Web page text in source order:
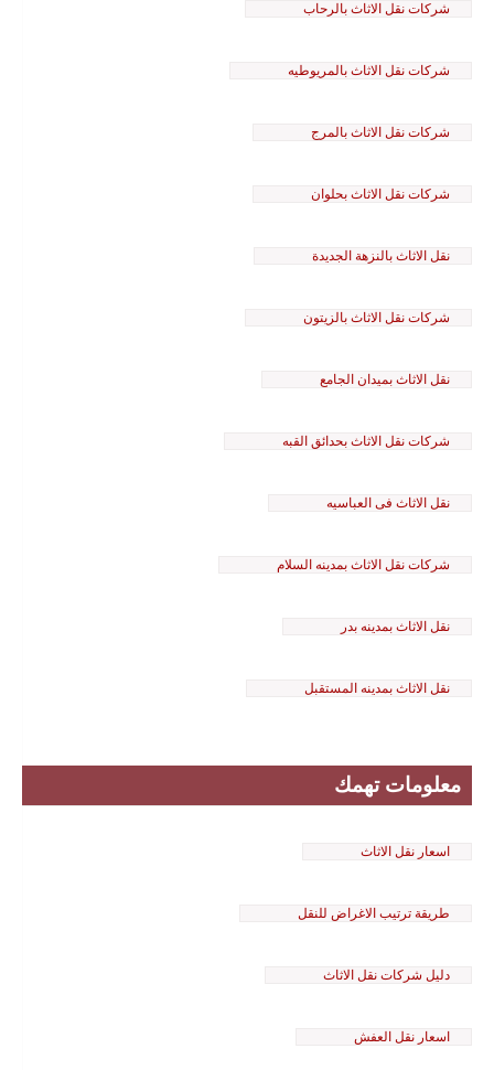
شركات نقل الاثاث بالرحاب
شركات نقل الاثاث بالمريوطيه
شركات نقل الاثاث بالمرج
شركات نقل الاثاث بحلوان
نقل الاثاث بالنزهة الجديدة
شركات نقل الاثاث بالزيتون
نقل الاثاث بميدان الجامع
شركات نقل الاثاث بحدائق القبه
نقل الاثاث فى العباسيه
شركات نقل الاثاث بمدينه السلام
نقل الاثاث بمدينه بدر
نقل الاثاث بمدينه المستقبل
معلومات تهمك
اسعار نقل الاثاث
طريقة ترتيب الاغراض للنقل
دليل شركات نقل الاثاث
اسعار نقل العفش